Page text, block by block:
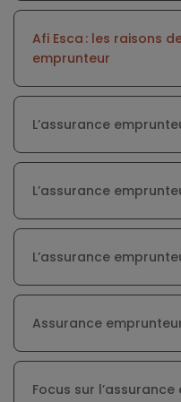
Afi Esca : les raisons
emprunteur
L’assurance
L’assurance
L’assurance
Assurance
Focus sur